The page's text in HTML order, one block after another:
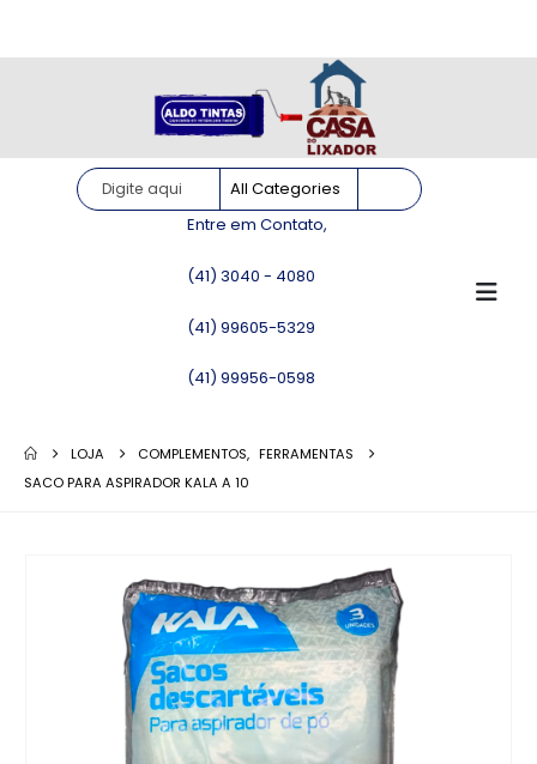
Entre em Contato,
(41) 3040 - 4080
(41) 99605-5329
(41) 99956-0598
LOJA COMPLEMENTOS, FERRAMENTAS
SACO PARA ASPIRADOR KALA A 10